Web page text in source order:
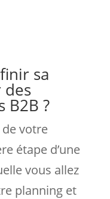
sa
B2B ?
votre
étape d’une
vous allez
planning et